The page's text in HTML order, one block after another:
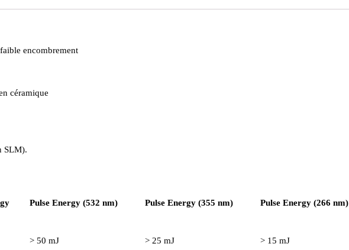
encombrement
céramique
SLM).
Pulse Energy (532 nm) Pulse Energy (355 nm) Pulse Energy (266 nm)
> 50 mJ > 25 mJ > 15 mJ